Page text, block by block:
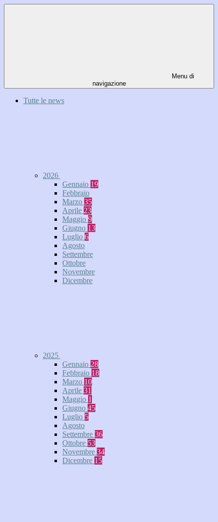
Menu di
navigazione
Tutte le news
2026
Gennaio 19
Febbraio
Marzo 35
Aprile 23
Maggio 9
Giugno 13
Luglio 6
Agosto
Settembre
Ottobre
Novembre
Dicembre
2025
Gennaio 28
Febbraio 18
Marzo 10
Aprile 31
Maggio 1
Giugno 45
Luglio 5
Agosto
Settembre 36
Ottobre 53
Novembre 34
Dicembre 15